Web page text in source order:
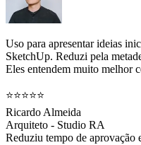
Uso para apresentar ideias
SketchUp. Reduzi pela
Eles entendem muito melhor
⭐⭐⭐⭐⭐
Ricardo Almeida
Arquiteto - Studio RA
Reduziu tempo de aprovação